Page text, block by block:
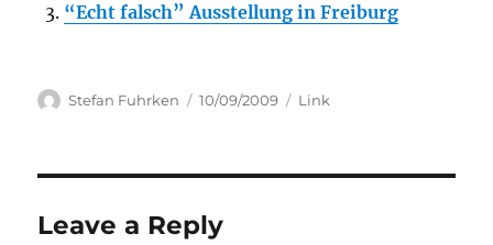
“Echt falsch” Ausstellung in Freiburg
Author
Stefan Fuhrken
Posted
10/09/2009 Categories
Link
Leave a Reply